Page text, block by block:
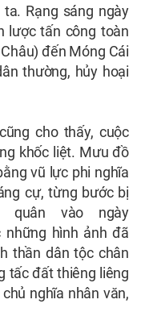
Rạng sáng ngày
lược tấn công toàn
đến Móng Cái
thường, hủy hoại
cho thấy, cuộc
khốc liệt. Mưu đồ
vũ lực phi nghĩa
cự, từng bước bị
vào ngày
hình ảnh đã
thần dân tộc chân
tấc đất thiêng liêng
nghĩa nhân văn,